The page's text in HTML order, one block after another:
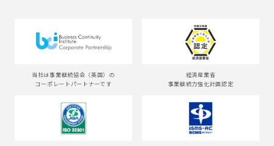
当社は事業継続協会（英国）の
コーポレートパートナーです
経済産業省
事業継続力強化計画認定